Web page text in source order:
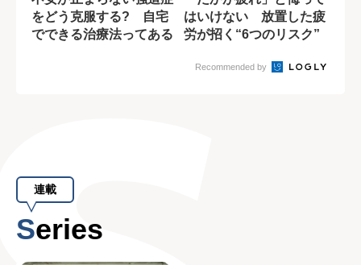
をどう克服する? 自宅
でできる治療法ってある
はいけない 放置した疲
労が招く“6つのリスク”
Recommended by
連載
Series